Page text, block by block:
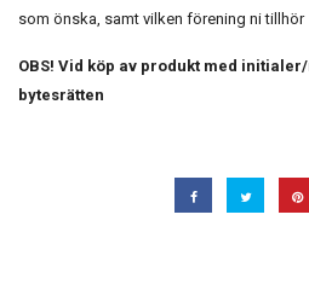
som önska, samt vilken förening ni tillhör
OBS! Vid köp av produkt med
bytesrätten